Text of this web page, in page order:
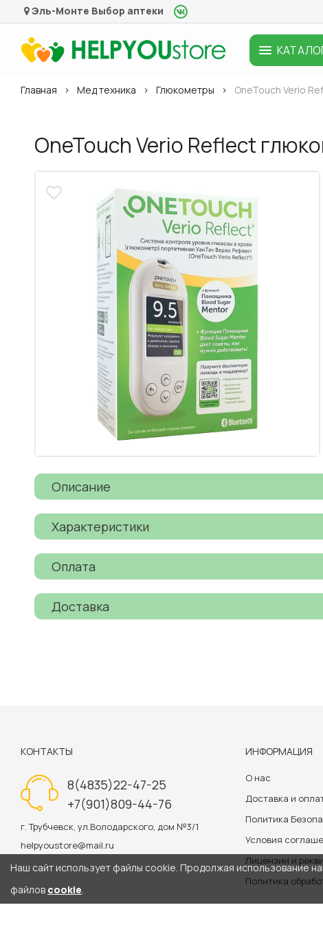
Эль-Монте Выбор аптеки
Главная Мед техника Глюкометры OneTouch Verio
OneTouch Verio Reflect
Описание
Характеристики
Оплата
Доставка
КОНТАКТЫ
8(4835)22-47-25
+7(901)809-44-76
г. Трубчевск, ул.Володарского, дом №3/1
helpyoustore@mail.ru
ИНФОРМАЦИЯ
О нас
Доставка и
Политика
Условия
Лицензии и
Политика
Наш сайт использует файлы cookie. Продолжая использование
файлов cookie.